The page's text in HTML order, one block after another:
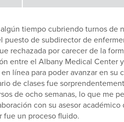
tiempo cubriendo turnos de
puesto de subdirector de
rechazada por carecer de la
entre el Albany Medical Center
línea para poder avanzar en su
de clases fue
de ocho semanas, lo que me
con su asesor
fue un proceso fluido.